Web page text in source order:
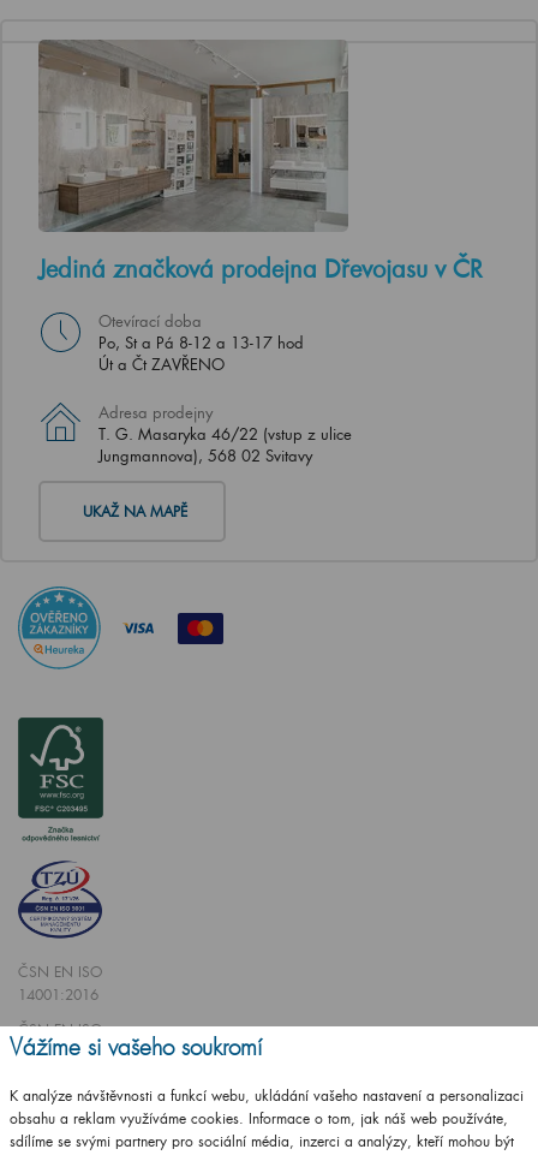
Jediná značková prodejna Dřevojasu v ČR
Otevírací doba
Po, St a Pá 8-12 a 13-17 hod
Út a Čt ZAVŘENO
Adresa prodejny
T. G. Masaryka 46/22 (vstup z ulice
Jungmannova), 568 02 Svitavy
UKAŽ NA MAPĚ
ČSN EN ISO
14001:2016
ČSN EN ISO
9001:2016
Vážíme si vašeho soukromí
K analýze návštěvnosti a funkcí webu, ukládání vašeho nastavení a personalizaci
obsahu a reklam využíváme cookies. Informace o tom, jak náš web používáte,
sdílíme se svými partnery pro sociální média, inzerci a analýzy, kteří mohou být